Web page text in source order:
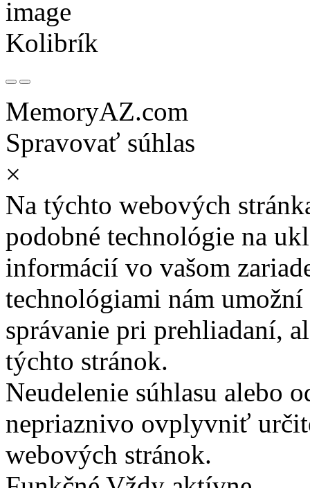
Kolibrík
MemoryAZ.com
Spravovať súhlas
×
Na týchto webových
podobné technológie na
informácií vo vašom
technológiami nám
správanie pri prehliadaní,
týchto stránok.
Neudelenie súhlasu alebo
nepriaznivo ovplyvniť
webových stránok.